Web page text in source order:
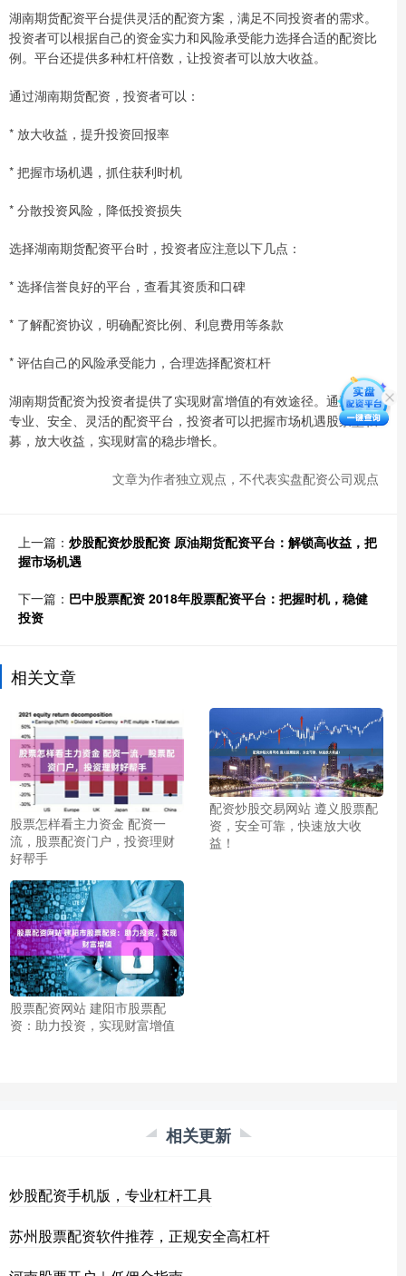
湖南期货配资平台提供灵活的配资方案，满足不同投资者的需求。
投资者可以根据自己的资金实力和风险承受能力选择合适的配资比
例。平台还提供多种杠杆倍数，让投资者可以放大收益。
通过湖南期货配资，投资者可以：
* 放大收益，提升投资回报率
* 把握市场机遇，抓住获利时机
* 分散投资风险，降低投资损失
选择湖南期货配资平台时，投资者应注意以下几点：
* 选择信誉良好的平台，查看其资质和口碑
* 了解配资协议，明确配资比例、利息费用等条款
* 评估自己的风险承受能力，合理选择配资杠杆
湖南期货配资为投资者提供了实现财富增值的有效途径。通过选择
专业、安全、灵活的配资平台，投资者可以把握市场机遇股票型私
募，放大收益，实现财富的稳步增长。
文章为作者独立观点，不代表实盘配资公司观点
上一篇： 炒股配资炒股配资 原油期货配资平台：解锁高收益，把
握市场机遇
下一篇： 巴中股票配资 2018年股票配资平台：把握时机，稳健
投资
相关文章
股票怎样看主力资金 配资一
流，股票配资门户，投资理财
好帮手
配资炒股交易网站 遵义股票配
资，安全可靠，快速放大收
益！
股票配资网站 建阳市股票配
资：助力投资，实现财富增值
相关更新
炒股配资手机版，专业杠杆工具
苏州股票配资软件推荐，正规安全高杠杆